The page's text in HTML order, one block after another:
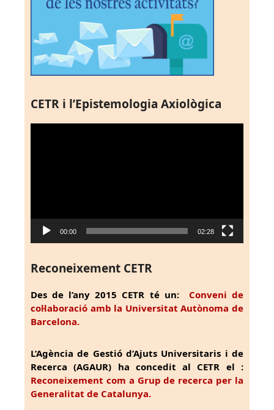
CETR i l’Epistemologia Axiològica
00:00 02:28
Reconeixement CETR
Des de l’any 2015 CETR té un: Conveni de
col·laboració amb la Universitat Autònoma de
Barcelona.
L’Agència de Gestió d’Ajuts Universitaris i de
Recerca (AGAUR) ha concedit al CETR el :
Reconeixement com a Grup de recerca per la
Generalitat de Catalunya.